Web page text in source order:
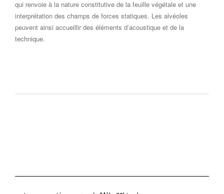
qui renvoie à la nature constitutive de la feuille végétale et une
interprétation des champs de forces statiques. Les alvéoles
peuvent ainsi accueillir des éléments d’acoustique et de la
technique.